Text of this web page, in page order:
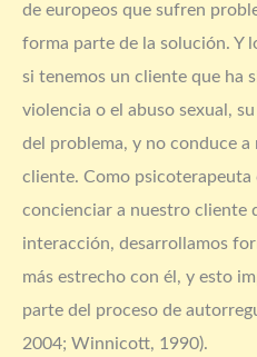
de europeos que sufren
forma parte de la solución. Y
si tenemos un cliente que ha
violencia o el abuso sexual,
del problema, y no conduce
cliente. Como psicoterapeuta
concienciar a nuestro cliente
interacción, desarrollamos
más estrecho con él, y esto
parte del proceso de
2004; Winnicott, 1990).